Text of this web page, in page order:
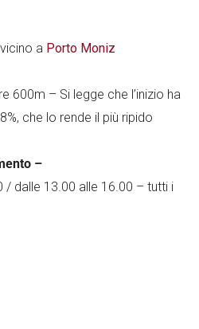
a Porto Moniz
600m – Si legge che l’inizio ha
che lo rende il più ripido
–
/ dalle 13.00 alle 16.00 – tutti i